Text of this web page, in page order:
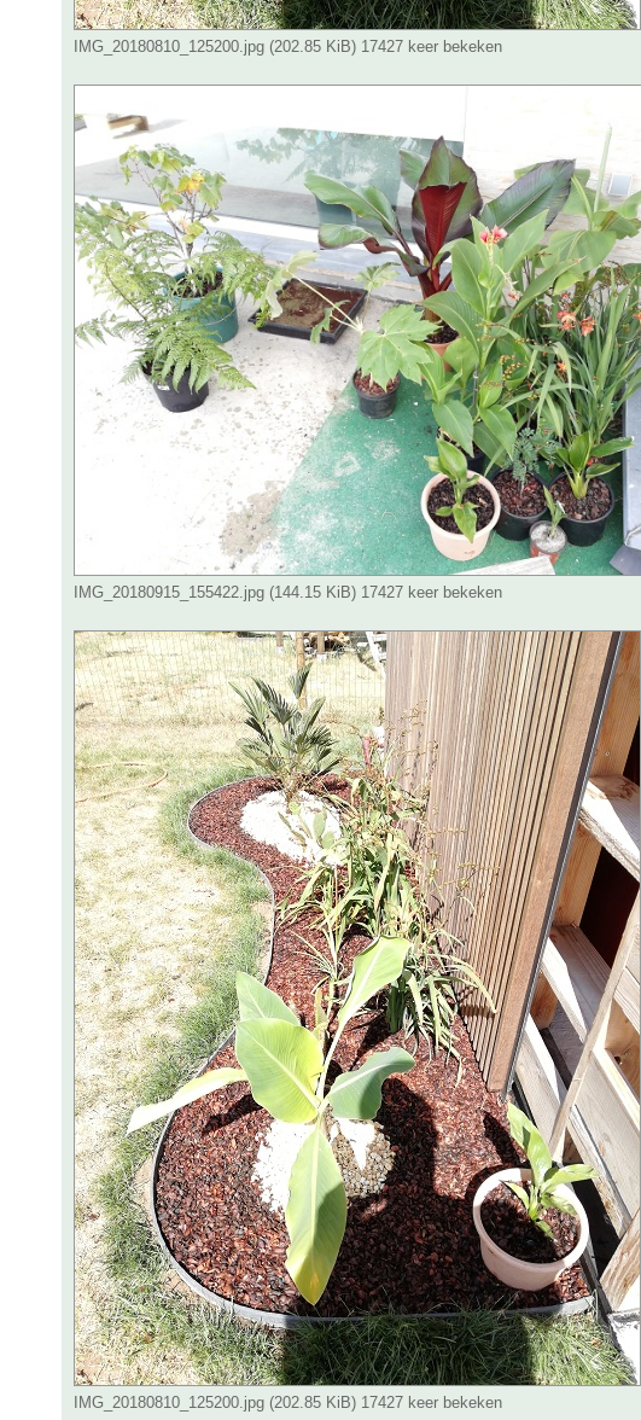
IMG_20180810_125200.jpg (202.85 KiB) 17427 keer bekeken
IMG_20180915_155422.jpg (144.15 KiB) 17427 keer bekeken
IMG_20180810_125200.jpg (202.85 KiB) 17427 keer bekeken